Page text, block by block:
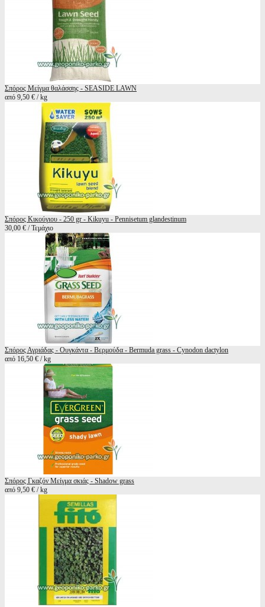
Σπόρος Μείγμα θαλάσσης - SEASIDE LAWN
από 9,50 € / kg
Σπόρος Κικούγιου - 250 gr - Kikuyu - Pennisetum glandestinum
30,00 € / Τεμάχιο
Σπόρος Αγριάδας - Ουγκάντα - Βερμούδα - Bermuda grass - Cynodon dactylon
από 16,50 € / kg
Σπόρος Γκαζόν Μείγμα σκιάς - Shadow grass
από 9,50 € / kg